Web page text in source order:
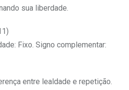
sua liberdade.
Fixo. Signo complementar:
entre lealdade e repetição.